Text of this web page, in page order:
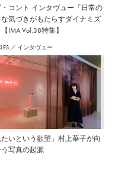
・コント インタヴュー「日常の
気づきがもたらすダイナミズ
IMA Vol.38特集】
／ インタヴュー
たいという欲望」村上華子が向
う写真の起源